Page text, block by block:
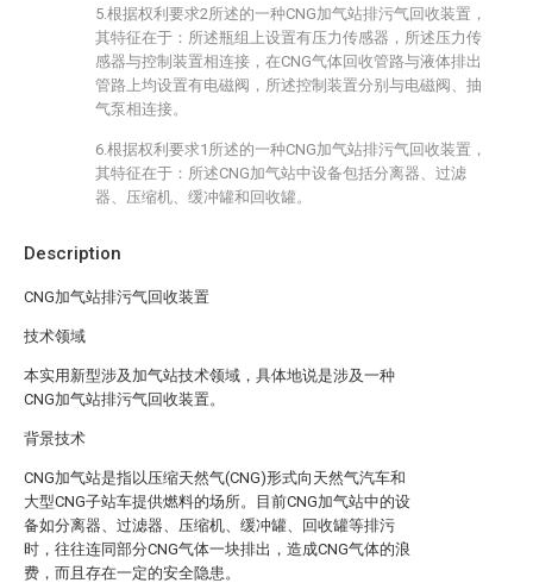
Description
CNG加气站排污气回收装置
技术领域
本实用新型涉及加气站技术领域，具体地说是涉及一种
CNG加气站排污气回收装置。
背景技术
CNG加气站是指以压缩天然气(CNG)形式向天然气汽车和
大型CNG子站车提供燃料的场所。目前CNG加气站中的设
备如分离器、过滤器、压缩机、缓冲罐、回收罐等排污
时，往往连同部分CNG气体一块排出，造成CNG气体的浪
费，而且存在一定的安全隐患。
5.根据权利要求2所述的一种CNG加气站排污气回收装置，
其特征在于：所述瓶组上设置有压力传感器，所述压力传
感器与控制装置相连接，在CNG气体回收管路与液体排出
管路上均设置有电磁阀，所述控制装置分别与电磁阀、抽
气泵相连接。
6.根据权利要求1所述的一种CNG加气站排污气回收装置，
其特征在于：所述CNG加气站中设备包括分离器、过滤
器、压缩机、缓冲罐和回收罐。